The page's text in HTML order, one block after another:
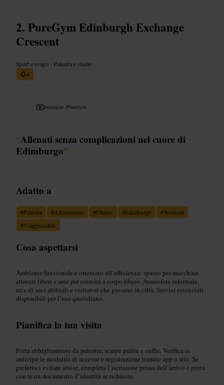
PureGym Edinburgh Exchange
Crescent
Sport e svago • Palestra e studio
4
Immagine /PureGym
“Allenati senza complicazioni nel cuore di
Edimburgo”
Adatto a
#Palestra #Allenamento #Fitness #Edimburgo #Workout
#Viaggiosalute
Cosa aspettarsi
Ambiente funzionale e orientato all’efficienza: spazio per macchine,
attrezzi liberi e aree per esercizi a corpo libero. Atmosfera informale,
mix di soci abituali e visitatori che passano in città. Servizi essenziali
disponibili per l’uso quotidiano.
Pianifica la tua visita
Porta abbigliamento da palestra, scarpe pulite e cuffie. Verifica in
anticipo le modalità di accesso e registrazione tramite app o sito. Se
preferisci evitare attese, completa l’iscrizione prima dell’arrivo e porta
con te un documento d’identità se richiesto.